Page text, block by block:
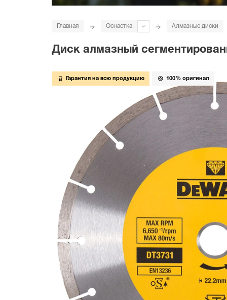
Главная Оснастка Алмазные диски
Диск алмазный
Гарантия на всю продукцию 100% оригинал